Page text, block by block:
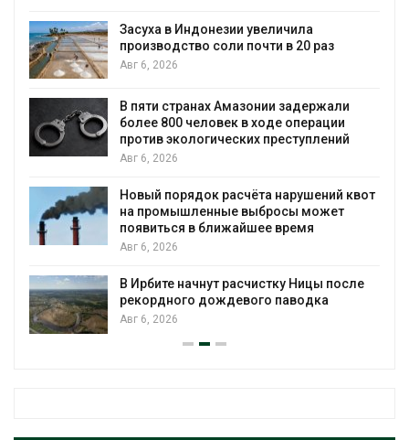
Засуха в Индонезии увеличила
производство соли почти в 20 раз
Авг 6, 2026
В пяти странах Амазонии задержали
более 800 человек в ходе операции
против экологических преступлений
Авг 6, 2026
Новый порядок расчёта нарушений квот
на промышленные выбросы может
появиться в ближайшее время
Авг 6, 2026
В Ирбите начнут расчистку Ницы после
рекордного дождевого паводка
Авг 6, 2026